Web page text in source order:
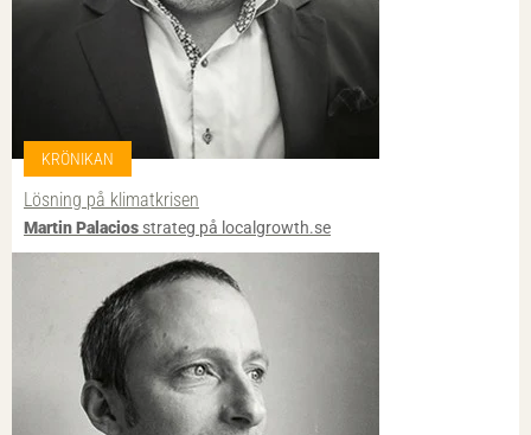
KRÖNIKAN
Lösning på klimatkrisen
Martin Palacios strateg på localgrowth.se